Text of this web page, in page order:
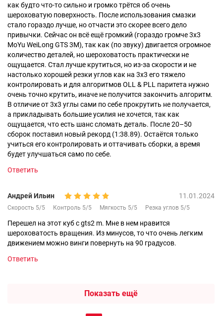
как будто что-то сильно и громко трётся об очень
шероховатую поверхность. После использования смазки
стало гораздо лучше, но отчасти это скорее всего дело
привычки. Сейчас он всё ещё громкий (гораздо громче 3x3
MoYu WeiLong GTS 3M), так как (по звуку) двигается огромное
количество деталей, но шероховатость практически не
ощущается. Стал лучше крутиться, но из-за скорости и не
настолько хорошей резки углов как на 3x3 его тяжело
контролировать и для алгоритмов OLL & PLL паритета нужно
очень точно крутить, иначе не получится закончить алгоритм.
В отличие от 3x3 углы сами по себе прокрутить не получается,
а прикладывать большие усилия не хочется, так как
ощущается, что есть шанс сломать деталь. После 20–50
сборок поставил новый рекорд (1:38.89). Остаётся только
учиться его контролировать и оттачивать сборки, а время
будет улучшаться само по себе.
Ответить
Андрей Ильин 11.01.2024
Скорость 5/5 Контроль 5/5 Мягкость 5/5 Резка углов 5/5
Перешел на этот куб с gts2 m. Мне в нем нравится
шероховатость вращения. Из минусов, то что очень легким
движением можно винги повернуть на 90 градусов.
Ответить
Показать ещё